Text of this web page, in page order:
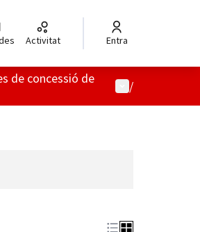
Activitat Entra
de concessió de
Menú d'usuari
/